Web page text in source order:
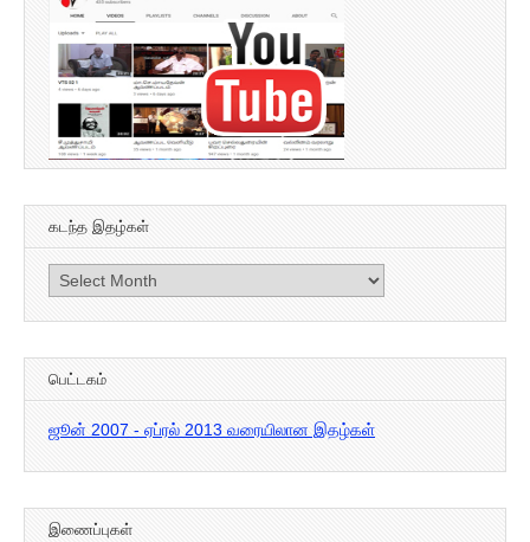
கடந்த இதழ்கள்
கடந்த
இதழ்கள்
பெட்டகம்
ஜூன் 2007 - ஏப்ரல் 2013 வரையிலான இதழ்கள்
இணைப்புகள்